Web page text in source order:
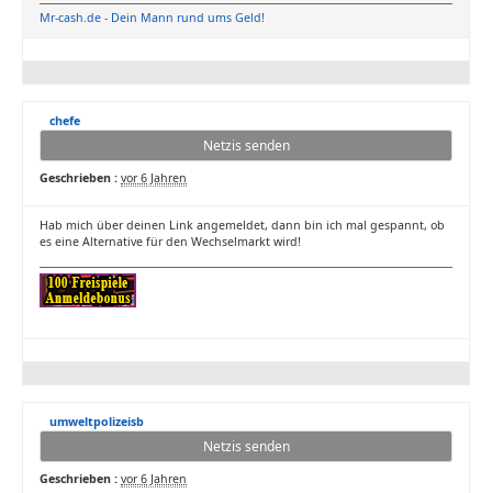
Mr-cash.de - Dein Mann rund ums Geld!
chefe
Netzis senden
Geschrieben : vor 6 Jahren
Hab mich über deinen Link angemeldet, dann bin ich mal gespannt, ob
es eine Alternative für den Wechselmarkt wird!
umweltpolizeisb
Netzis senden
Geschrieben : vor 6 Jahren